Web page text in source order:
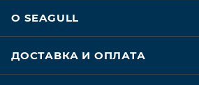
О SEAGULL
ДОСТАВКА И ОПЛАТА